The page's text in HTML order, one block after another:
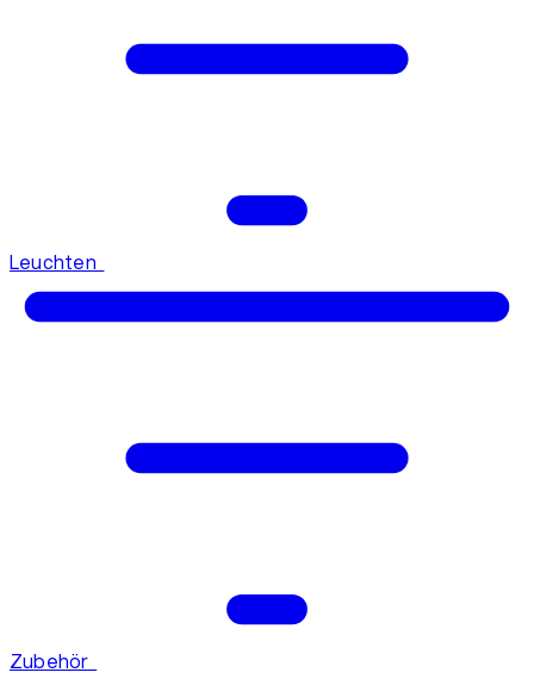
Leuchten
Zubehör